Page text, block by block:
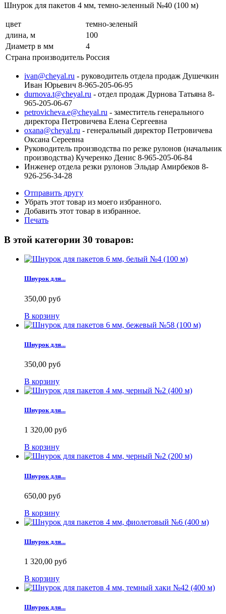
Шнурок для пакетов 4 мм, темно-зеленный №40 (100 м)
цвет
темно-зеленый
длина, м
100
Диаметр в мм
4
Страна производитель Россия
ivan@cheyal.ru - руководитель отдела продаж Душечкин
Иван Юрьевич 8-965-205-06-95
durnova.t@cheyal.ru - отдел продаж Дурнова Татьяна 8-
965-205-06-67
petrovicheva.e@cheyal.ru - заместитель генерального
директора Петровичева Елена Сергеевна
oxana@cheyal.ru - генеральный директор Петровичева
Оксана Сереевна
Руководитель производства по резке рулонов (начальник
производства) Кучеренко Денис 8-965-205-06-84
Инженер отдела резки рулонов Эльдар Амирбеков 8-
926-256-34-28
Отправить другу
Убрать этот товар из моего избранного.
Добавить этот товар в избранное.
Печать
В этой категории 30 товаров:
Шнурок для...
350,00 руб
В корзину
Шнурок для...
350,00 руб
В корзину
Шнурок для...
1 320,00 руб
В корзину
Шнурок для...
650,00 руб
В корзину
Шнурок для...
1 320,00 руб
В корзину
Шнурок для...